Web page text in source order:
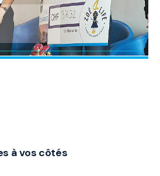
à vos côtés